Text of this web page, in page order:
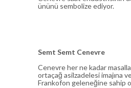
ününü sembolize ediyor.
Semt Semt Cenevre
Cenevre her ne kadar
ortaçağ asilzadelesi imajına
Frankofon geleneğine sahip